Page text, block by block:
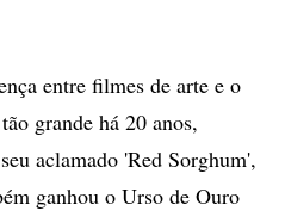
entre filmes de arte e o
grande há 20 anos,
aclamado 'Red Sorghum',
ganhou o Urso de Ouro